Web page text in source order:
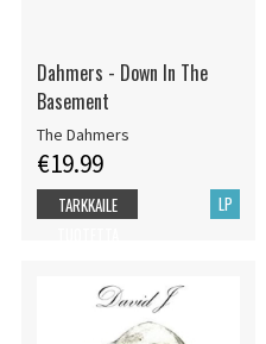
Dahmers - Down In The
Basement
The Dahmers
€19.99
LP
TARKKAILE